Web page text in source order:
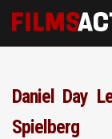
Daniel Day
Spielberg